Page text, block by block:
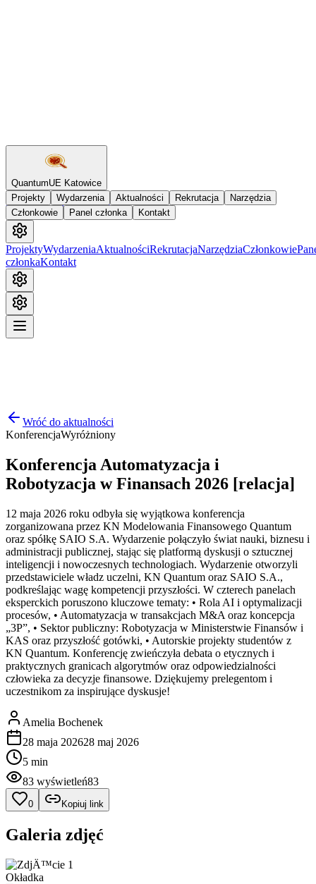
Przejdź do głównej treści
QuantumUE Katowice
Projekty
Wydarzenia Aktualności Rekrutacja
Narzędzia
Członkowie
Panel członka Kontakt
ProjektyWydarzeniaAktualnościRekrutacjaNarzędziaCzłonkowie
członkaKontakt
Wróć do aktualności
KonferencjaWyróżniony
Konferencja Automatyzacja i
Robotyzacja w Finansach 2026 [relacja]
12 maja 2026 roku odbyła się wyjątkowa konferencja
zorganizowana przez KN Modelowania Finansowego Quantum
oraz spółkę SAIO S.A. Wydarzenie połączyło świat nauki, biznesu i
administracji publicznej, stając się platformą dyskusji o sztucznej
inteligencji i nowoczesnych technologiach. Wydarzenie otworzyli
przedstawiciele władz uczelni, KN Quantum oraz SAIO S.A.,
podkreślając wagę kompetencji przyszłości. W czterech panelach
eksperckich poruszono kluczowe tematy: • Rola AI i optymalizacji
procesów, • Automatyzacja w transakcjach M&A oraz koncepcja
„3P”, • Sektor publiczny: Robotyzacja w Ministerstwie Finansów i
KAS oraz przyszłość gotówki, • Autorskie projekty studentów z
KN Quantum. Konferencję zwieńczyła debata o etycznych i
praktycznych granicach algorytmów oraz odpowiedzialności
człowieka za decyzje finansowe. Dziękujemy prelegentom i
uczestnikom za inspirujące dyskusje!
Amelia Bochenek
28 maja 202628 maj 2026
5 min
83 wyświetleń83
0 Kopiuj link
Galeria zdjęć
Okładka